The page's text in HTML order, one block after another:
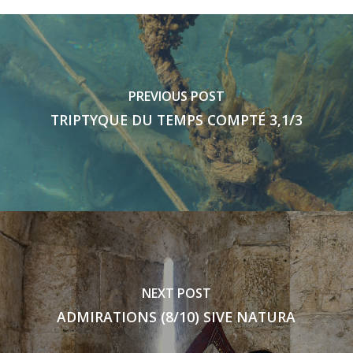
PREVIOUS POST
TRIPTYQUE DU TEMPS COMPTÉ 3,1/3
NEXT POST
ADMIRATIONS (8/10) SIVE NATURA